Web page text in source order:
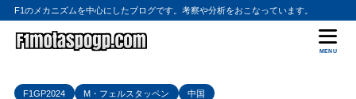
F1のメカニズムを中心にしたブログです。考察や分析をおこなっています。
MENU
F1GP2024 M・フェルスタッペン 中国